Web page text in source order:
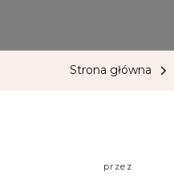
Strona główna
przez